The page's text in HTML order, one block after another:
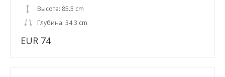
Высота: 85.5 cm
Глубина: 34.3 cm
EUR 74